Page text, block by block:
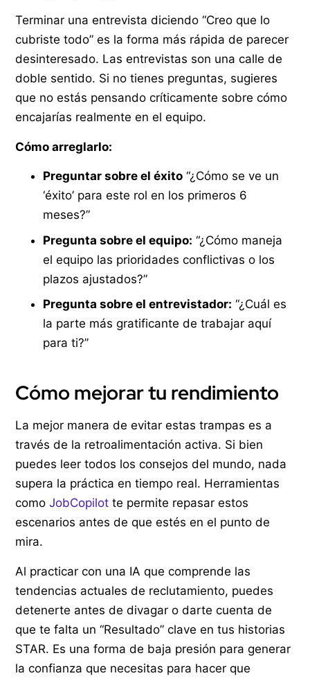
Terminar una entrevista diciendo “Creo que lo
cubriste todo” es la forma más rápida de parecer
desinteresado. Las entrevistas son una calle de
doble sentido. Si no tienes preguntas, sugieres
que no estás pensando críticamente sobre cómo
encajarías realmente en el equipo.
Cómo arreglarlo:
Preguntar sobre el éxito “¿Cómo se ve un
‘éxito’ para este rol en los primeros 6
meses?”
Pregunta sobre el equipo: “¿Cómo maneja
el equipo las prioridades conflictivas o los
plazos ajustados?”
Pregunta sobre el entrevistador: “¿Cuál es
la parte más gratificante de trabajar aquí
para ti?”
Cómo mejorar tu rendimiento
La mejor manera de evitar estas trampas es a
través de la retroalimentación activa. Si bien
puedes leer todos los consejos del mundo, nada
supera la práctica en tiempo real. Herramientas
comoJobCopilot te permite repasar estos
escenarios antes de que estés en el punto de
mira.
Al practicar con una IA que comprende las
tendencias actuales de reclutamiento, puedes
detenerte antes de divagar o darte cuenta de
que te falta un “Resultado” clave en tus historias
STAR. Es una forma de baja presión para generar
la confianza que necesitas para hacer que